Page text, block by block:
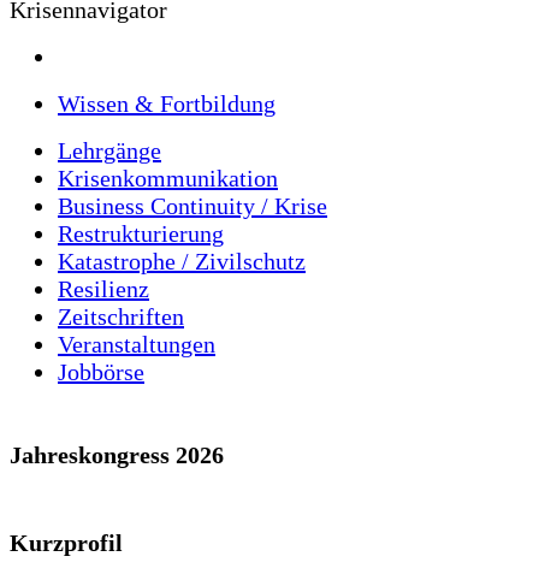
Wissen & Fortbildung
Lehrgänge
Krisenkommunikation
Business Continuity / Krise
Restrukturierung
Katastrophe / Zivilschutz
Resilienz
Zeitschriften
Veranstaltungen
Jobbörse
Jahreskongress 2026
Kurzprofil